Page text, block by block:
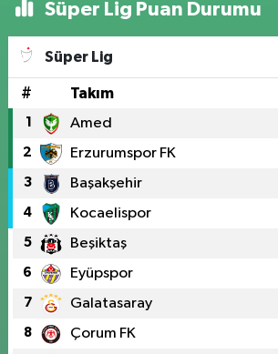
Süper Lig Puan Durumu
Süper Lig
# Takım
1 Amed
2 Erzurumspor FK
3 Başakşehir
4 Kocaelispor
5 Beşiktaş
6 Eyüpspor
7 Galatasaray
8 Çorum FK